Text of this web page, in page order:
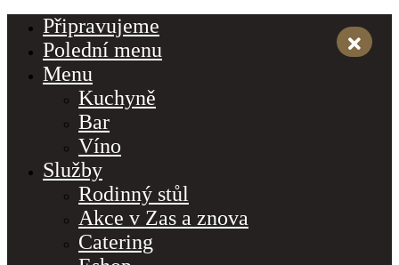
Připravujeme
Polední menu
Menu
Kuchyně
Bar
Víno
Služby
Rodinný stůl
Akce v Zas a znova
Catering